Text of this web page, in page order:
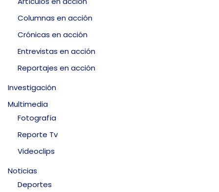
Columnas en acción
Crónicas en acción
Entrevistas en acción
Reportajes en acción
Investigación
Multimedia
Fotografía
Reporte Tv
Videoclips
Noticias
Deportes